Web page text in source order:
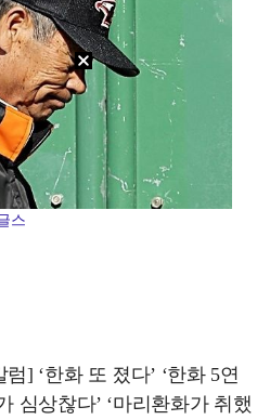
스
] ‘한화 또 졌다’ ‘한화 5연
심상찮다’ ‘마리환화가 취했